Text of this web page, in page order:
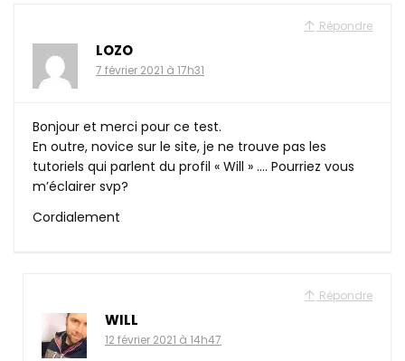
Répondre
LOZO
7 février 2021 à 17h31
Bonjour et merci pour ce test.
En outre, novice sur le site, je ne trouve pas les
tutoriels qui parlent du profil « Will » …. Pourriez vous
m’éclairer svp?
Cordialement
Répondre
WILL
12 février 2021 à 14h47